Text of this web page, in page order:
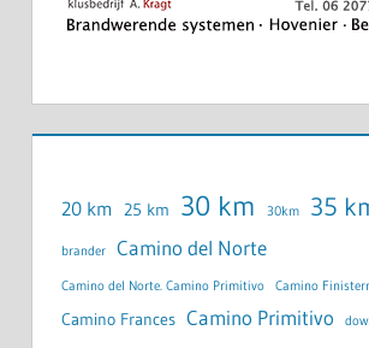
20 km 25 km 30 km 30km 35
brander Camino del Norte
Camino del Norte. Camino Primitivo Camino
Camino Frances Camino Primitivo